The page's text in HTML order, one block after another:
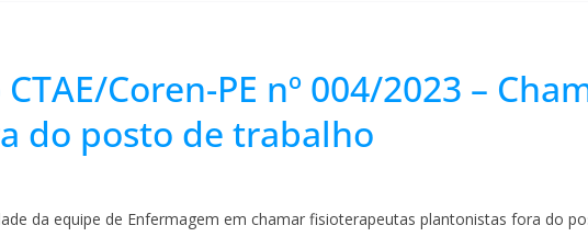
Coren-PE nº 004/2023 –
do posto de trabalho
da equipe de Enfermagem em chamar fisioterapeutas plantonistas fora do